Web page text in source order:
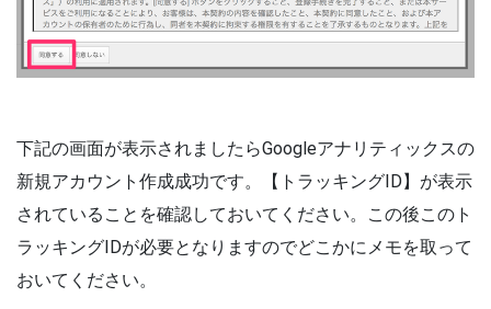
下記の画面が表示されましたらGoogleアナリティックスの
新規アカウント作成成功です。【トラッキングID】が表示
されていることを確認しておいてください。この後このト
ラッキングIDが必要となりますのでどこかにメモを取って
おいてください。